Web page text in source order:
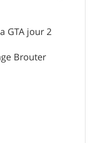
GTA jour 2
Brouter